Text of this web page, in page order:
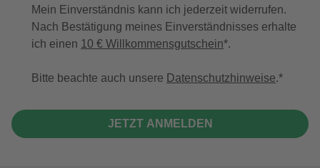
Mein Einverständnis kann ich jederzeit widerrufen.
Nach Bestätigung meines Einverständnisses erhalte
ich einen 10 € Willkommensgutschein*.
Bitte beachte auch unsere Datenschutzhinweise.
JETZT ANMELDEN